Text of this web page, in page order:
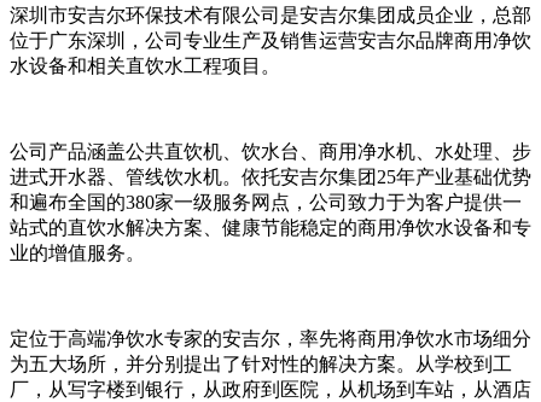
深圳市安吉尔环保技术有限公司是安吉尔集团成员企业，总部
位于广东深圳，公司专业生产及销售运营安吉尔品牌商用净饮
水设备和相关直饮水工程项目。
公司产品涵盖公共直饮机、饮水台、商用净水机、水处理、步
进式开水器、管线饮水机。依托安吉尔集团25年产业基础优势
和遍布全国的380家一级服务网点，公司致力于为客户提供一
站式的直饮水解决方案、健康节能稳定的商用净饮水设备和专
业的增值服务。
定位于高端净饮水专家的安吉尔，率先将商用净饮水市场细分
为五大场所，并分别提出了针对性的解决方案。从学校到工
厂，从写字楼到银行，从政府到医院，从机场到车站，从酒店